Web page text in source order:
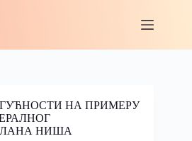
НА ПРИМЕРУ
НИША